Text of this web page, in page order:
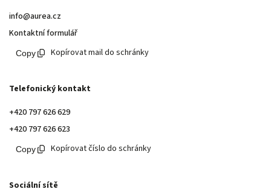
info@aurea.cz
Kontaktní formulář
Kopírovat mail do schránky
Telefonický kontakt
+420 797 626 629
+420 797 626 623
Kopírovat číslo do schránky
Sociální sítě